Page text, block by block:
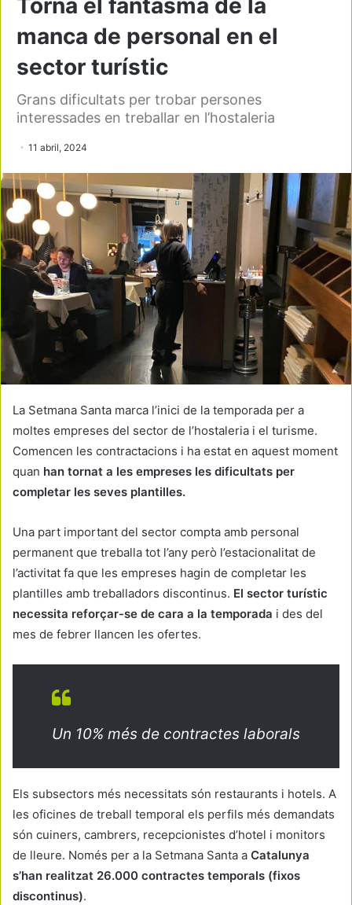
Torna el fantasma de la
manca de personal en el
sector turístic
Grans dificultats per trobar persones
interessades en treballar en l’hostaleria
11 abril, 2024
La Setmana Santa marca l’inici de la temporada per a
moltes empreses del sector de l’hostaleria i el turisme.
Comencen les contractacions i ha estat en aquest moment
quan han tornat a les empreses les dificultats per
completar les seves plantilles.
Una part important del sector compta amb personal
permanent que treballa tot l’any però l’estacionalitat de
l’activitat fa que les empreses hagin de completar les
plantilles amb treballadors discontinus. El sector turístic
necessita reforçar-se de cara a la temporada i des del
mes de febrer llancen les ofertes.
Un 10% més de contractes laborals
Els subsectors més necessitats són restaurants i hotels. A
les oficines de treball temporal els perfils més demandats
són cuiners, cambrers, recepcionistes d’hotel i monitors
de lleure. Només per a la Setmana Santa a Catalunya
s’han realitzat 26.000 contractes temporals (fixos
discontinus).